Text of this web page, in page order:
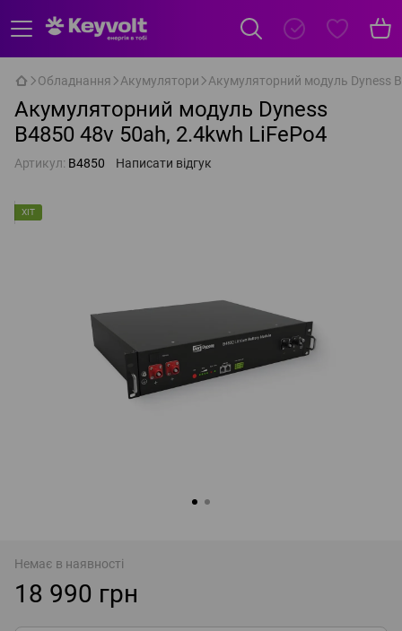
Обладнання Акумулятори Акумуляторний модуль Dyness
Акумуляторний модуль Dyness
B4850 48v 50ah, 2.4kwh LiFePo4
Артикул: B4850 Написати відгук
ХІТ
Немає в наявності
18 990 грн